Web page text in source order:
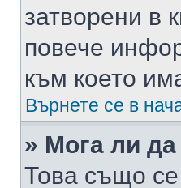
затворени в
повече
към което
Върнете се в
» Мога ли
Това също